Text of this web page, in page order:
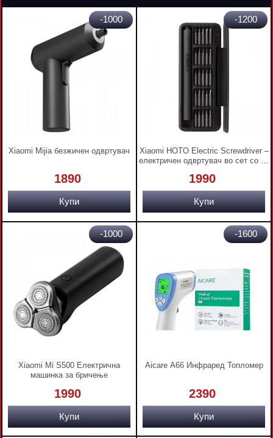
Xiaomi Mijia безжичен одвртувач
1890
Купи
-1000
Xiaomi HOTO Еlectric Screwdriver –
електричен одвртувач во сет со 25
1990
Купи
-1200
Xiaomi Mi S500 Електрична
машинка за бричење
1990
Купи
-1000
Aicare A66 Инфраред Топломер
2390
Купи
-1600